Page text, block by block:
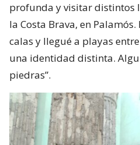
profunda y visitar distintos
la Costa Brava, en
calas y llegué a playas
una identidad distinta.
piedras”.